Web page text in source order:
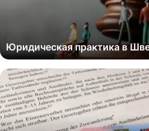
Юридическая практика в